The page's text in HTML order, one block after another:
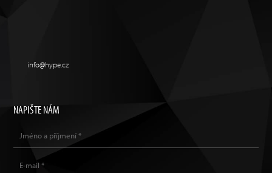
info@hype.cz
NAPIŠTE NÁM